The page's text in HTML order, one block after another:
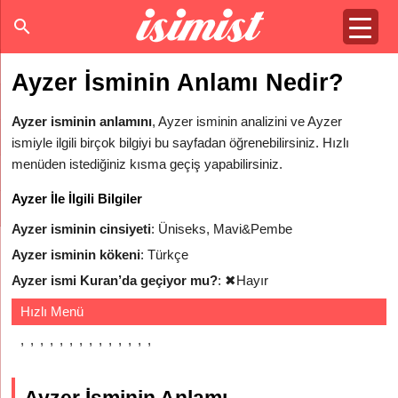
Ayzer İsminin Anlamı Nedir?
Ayzer isminin anlamını, Ayzer isminin analizini ve Ayzer
ismiyle ilgili birçok bilgiyi bu sayfadan öğrenebilirsiniz. Hızlı
menüden istediğiniz kısma geçiş yapabilirsiniz.
Ayzer İle İlgili Bilgiler
Ayzer isminin cinsiyeti: Üniseks, Mavi&Pembe
Ayzer isminin kökeni: Türkçe
Ayzer ismi Kuran’da geçiyor mu?: ✖Hayır
Hızlı Menü